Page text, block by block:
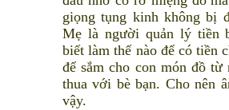
giọng tụng kinh không bị
Mẹ là người quản lý tiền
biết làm thế nào để có tiền
để sắm cho con món đồ từ
thua với bè bạn. Cho nên
vậy.